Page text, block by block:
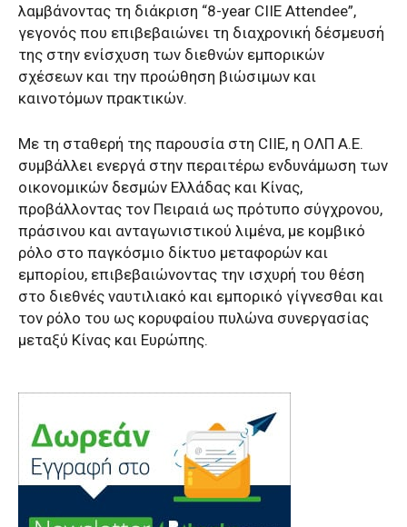
λαμβάνοντας τη διάκριση “8-year CIIE Attendee”,
γεγονός που επιβεβαιώνει τη διαχρονική δέσμευσή
της στην ενίσχυση των διεθνών εμπορικών
σχέσεων και την προώθηση βιώσιμων και
καινοτόμων πρακτικών.
Με τη σταθερή της παρουσία στη CIIE, η ΟΛΠ Α.Ε.
συμβάλλει ενεργά στην περαιτέρω ενδυνάμωση των
οικονομικών δεσμών Ελλάδας και Κίνας,
προβάλλοντας τον Πειραιά ως πρότυπο σύγχρονου,
πράσινου και ανταγωνιστικού λιμένα, με κομβικό
ρόλο στο παγκόσμιο δίκτυο μεταφορών και
εμπορίου, επιβεβαιώνοντας την ισχυρή του θέση
στο διεθνές ναυτιλιακό και εμπορικό γίγνεσθαι και
τον ρόλο του ως κορυφαίου πυλώνα συνεργασίας
μεταξύ Κίνας και Ευρώπης.